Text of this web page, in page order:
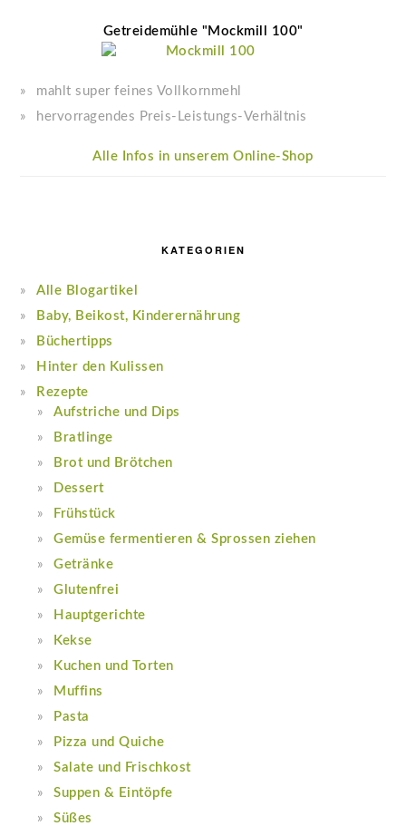
Getreidemühle "Mockmill 100"
mahlt super feines Vollkornmehl
hervorragendes Preis-Leistungs-Verhältnis
Alle Infos in unserem Online-Shop
KATEGORIEN
Alle Blogartikel
Baby, Beikost, Kinderernährung
Büchertipps
Hinter den Kulissen
Rezepte
Aufstriche und Dips
Bratlinge
Brot und Brötchen
Dessert
Frühstück
Gemüse fermentieren & Sprossen ziehen
Getränke
Glutenfrei
Hauptgerichte
Kekse
Kuchen und Torten
Muffins
Pasta
Pizza und Quiche
Salate und Frischkost
Suppen & Eintöpfe
Süßes